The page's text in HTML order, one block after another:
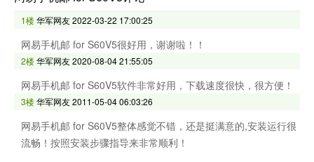
1楼华军网友2022-03-22 17:00:25
网易手机邮 for S60V5很好用，谢谢啦！！
2楼华军网友2020-08-04 21:55:05
网易手机邮 for S60V5软件非常好用，下载速度很快，很方便！
3楼华军网友2011-05-04 06:03:26
网易手机邮 for S60V5整体感觉不错，还是挺满意的,安装运行很
流畅！按照安装步骤指导来非常顺利！